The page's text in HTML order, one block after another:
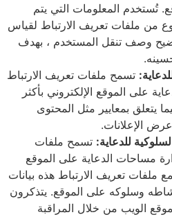
تُستخدم المعلومات التي يتم
من ملفات تعريف الارتباط لقياس
وصف تنقل المستخدم ، بهدف
تسمح ملفات تعريف الارتباط
على الموقع الإلكتروني بأكثر
يتعلق بمعايير مثل المحتوى
الإعلانات.
للدعاية: تسمح ملفات
مساحات الدعاية على الموقع
ملفات تعريف الارتباط هذه بيانات
وسلوكه على الموقع. يتذكرون
الويب من خلال المراقبة